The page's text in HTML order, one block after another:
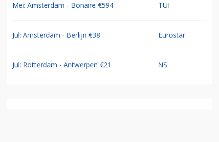
Mei: Amsterdam - Bonaire €594 TUI
Jul: Amsterdam - Berlijn €38 Eurostar
Jul: Rotterdam - Antwerpen €21 NS